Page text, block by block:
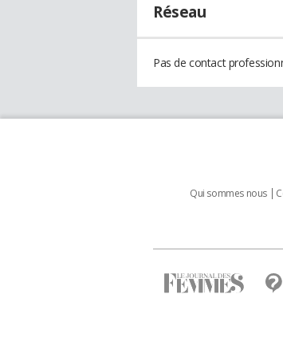
Réseau
Pas de contact
Qui sommes nous